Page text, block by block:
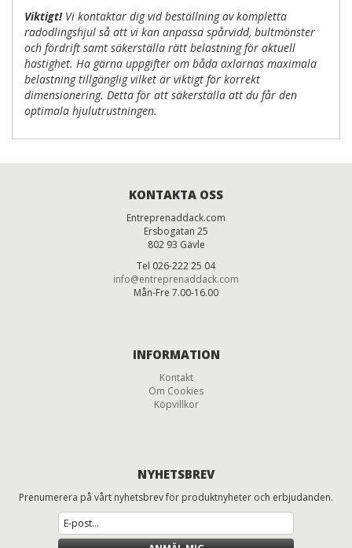
Viktigt!Vi kontaktar dig vid beställning av kompletta
radodlingshjul så att vi kan anpassa spårvidd, bultmönster
och fördrift samt säkerställa rätt belastning för aktuell
hastighet. Ha gärna uppgifter om båda axlarnas maximala
belastning tillgänglig vilket är viktigt för korrekt
dimensionering. Detta för att säkerställa att du får den
optimala hjulutrustningen.
KONTAKTA OSS
Entreprenaddack.com
Ersbogatan 25
802 93 Gävle
Tel 026-222 25 04
info@entreprenaddack.com
Mån-Fre 7.00-16.00
INFORMATION
Kontakt
Om Cookies
Köpvillkor
NYHETSBREV
Prenumerera på vårt nyhetsbrev för produktnyheter och erbjudanden.